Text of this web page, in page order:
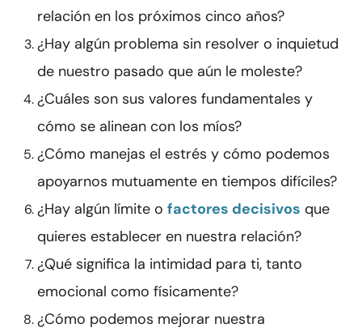
relación en los próximos cinco años?
¿Hay algún problema sin resolver o inquietud
de nuestro pasado que aún le moleste?
¿Cuáles son sus valores fundamentales y
cómo se alinean con los míos?
¿Cómo manejas el estrés y cómo podemos
apoyarnos mutuamente en tiempos difíciles?
¿Hay algún límite o factores decisivos que
quieres establecer en nuestra relación?
¿Qué significa la intimidad para ti, tanto
emocional como físicamente?
¿Cómo podemos mejorar nuestra